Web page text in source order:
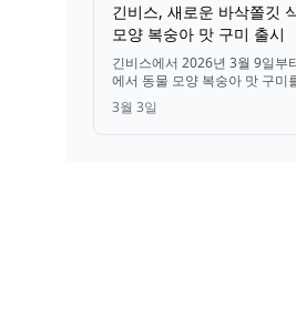
긴비스, 새로운 바삭쫄깃
모양 복숭아 맛 구미 출시
긴비스에서 2026년 3월 9일부
에서 동물 모양 복숭아 맛 구미
독특한 바삭한 겉면과 쫄깃한
10가지 동물 모양으로 구성되어
3월 3일